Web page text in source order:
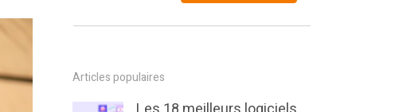
Articles populaires